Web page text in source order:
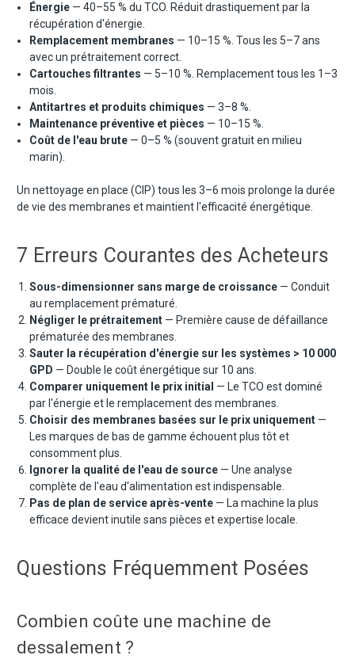
Énergie — 40–55 % du TCO. Réduit drastiquement par la
récupération d'énergie.
Remplacement membranes — 10–15 %. Tous les 5–7 ans
avec un prétraitement correct.
Cartouches filtrantes — 5–10 %. Remplacement tous les 1–3
mois.
Antitartres et produits chimiques — 3–8 %.
Maintenance préventive et pièces — 10–15 %.
Coût de l'eau brute — 0–5 % (souvent gratuit en milieu
marin).
Un nettoyage en place (CIP) tous les 3–6 mois prolonge la durée
de vie des membranes et maintient l'efficacité énergétique.
7 Erreurs Courantes des Acheteurs
Sous-dimensionner sans marge de croissance — Conduit
au remplacement prématuré.
Négliger le prétraitement — Première cause de défaillance
prématurée des membranes.
Sauter la récupération d'énergie sur les systèmes > 10 000
GPD — Double le coût énergétique sur 10 ans.
Comparer uniquement le prix initial — Le TCO est dominé
par l'énergie et le remplacement des membranes.
Choisir des membranes basées sur le prix uniquement —
Les marques de bas de gamme échouent plus tôt et
consomment plus.
Ignorer la qualité de l'eau de source — Une analyse
complète de l'eau d'alimentation est indispensable.
Pas de plan de service après-vente — La machine la plus
efficace devient inutile sans pièces et expertise locale.
Questions Fréquemment Posées
Combien coûte une machine de
dessalement ?